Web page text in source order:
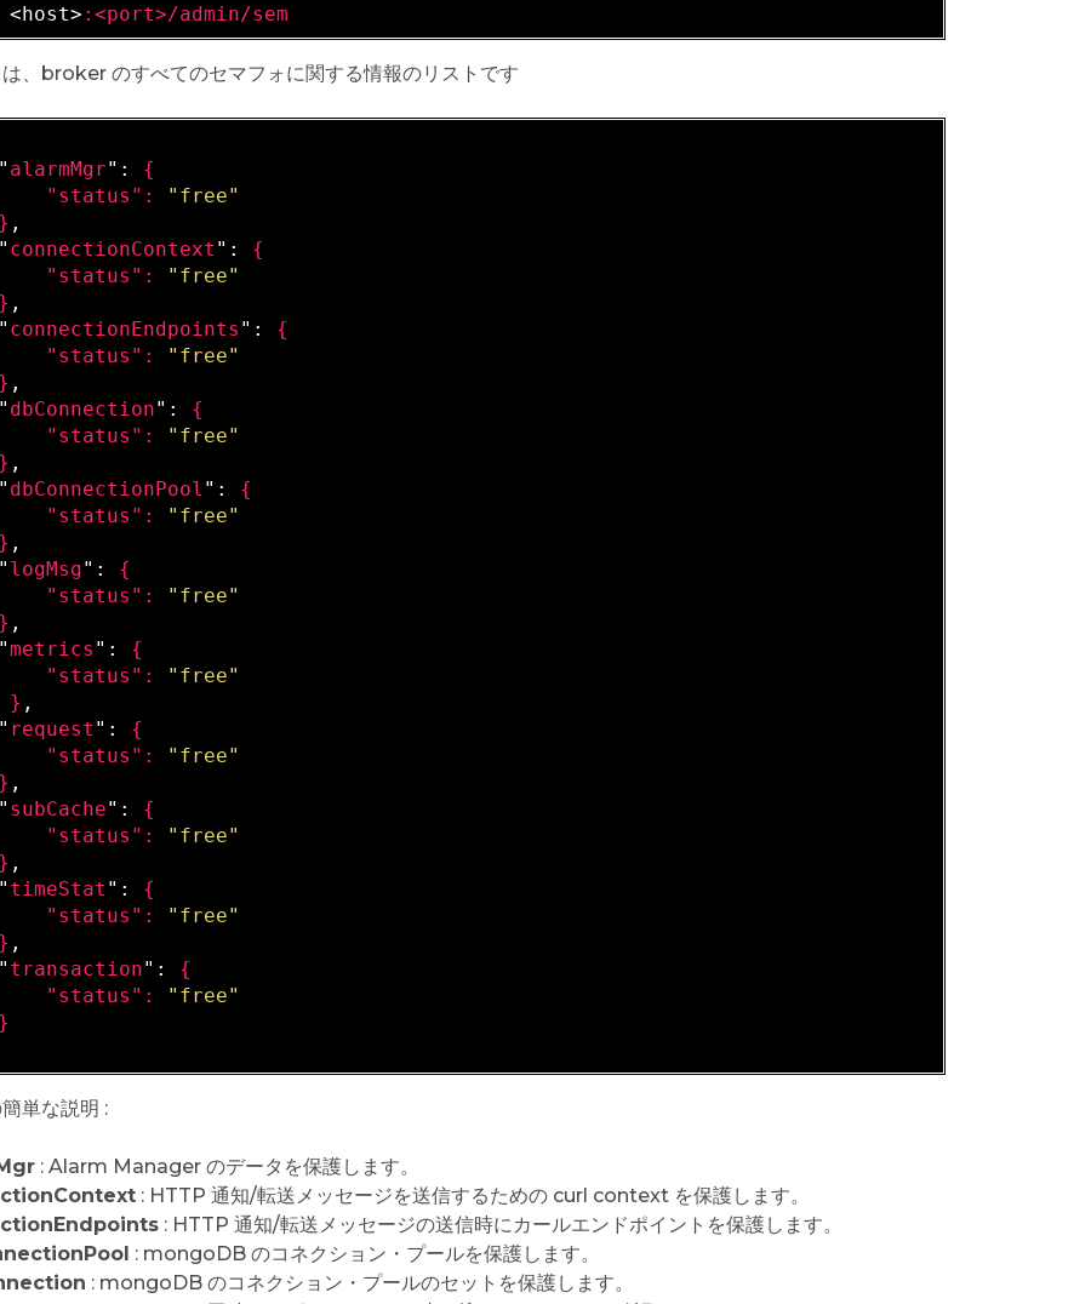
:<port>/admin/sem
は、broker のすべてのセマフォに関する情報のリストです
alarmMgr": {
"
status ": "free"
} ,
connectionContext ": {
"
status ": "free"
} ,
connectionEndpoints ": {
"
status ": "free"
} ,
dbConnection": {
"
status ": "free"
} ,
dbConnectionPool ": {
"
status ": "free"
} ,
logMsg": {
"
status ": "free"
} ,
metrics ": {
"
status ": "free"
} ,
request ": {
"
status ": "free"
} ,
subCache": {
"
status ": "free"
} ,
timeStat ": {
"
status ": "free"
} ,
transaction": {
"
status ": "free"
単な説明 :
: Alarm Manager のデータを保護します。
: HTTP 通知/転送メッセージを送信するための curl context を保護します。
: HTTP 通知/転送メッセージの送信時にカールエンドポイントを保護します。
: mongoDB のコネクション・プールを保護します。
: mongoDB のコネクション・プールのセットを保護します。